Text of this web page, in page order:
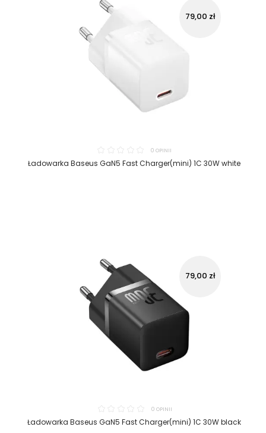
0 OPINII
Ładowarka Baseus GaN5 Fast Charger(mini) 1C 30W white
79,00 zł
0 OPINII
Ładowarka Baseus GaN5 Fast Charger(mini) 1C 30W black
79,00 zł